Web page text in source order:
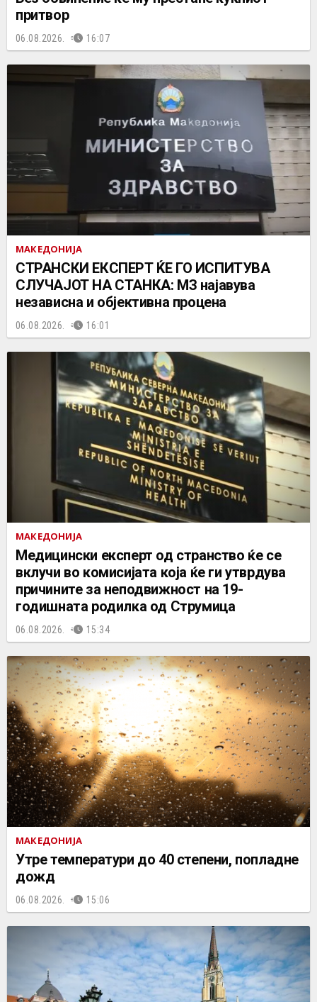
притвор
06.08.2026. 16:07
МАКЕДОНИЈА
СТРАНСКИ ЕКСПЕРТ ЌЕ ГО ИСПИТУВА
СЛУЧАЈОТ НА СТАНКА: МЗ најавува
независна и објективна процена
06.08.2026. 16:01
МАКЕДОНИЈА
Медицински експерт од странство ќе се
вклучи во комисијата која ќе ги утврдува
причините за неподвижност на 19-
годишната родилка од Струмица
06.08.2026. 15:34
МАКЕДОНИЈА
Утре температури до 40 степени, попладне
дожд
06.08.2026. 15:06